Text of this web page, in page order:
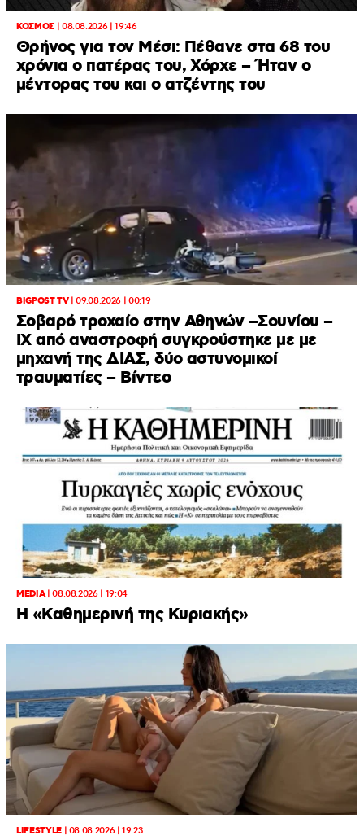
ΚΟΣΜΟΣ| 08.08.2026 | 19:46
Θρήνος για τον Μέσι: Πέθανε στα 68 του
χρόνια ο πατέρας του, Χόρχε – Ήταν ο
μέντορας του και ο ατζέντης του
BIGPOST TV|09.08.2026 | 00:19
Σοβαρό τροχαίο στην Αθηνών –Σουνίου –
ΙΧ από αναστροφή συγκρούστηκε με με
μηχανή της ΔΙΑΣ, δύο αστυνομικοί
τραυματίες – Βίντεο
MEDIA|08.08.2026 | 19:04
H «Καθημερινή της Κυριακής»
LIFESTYLE| 08.08.2026 | 19:23